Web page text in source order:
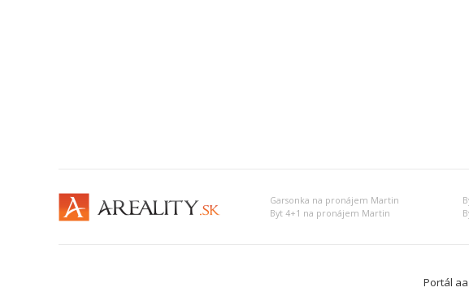
Garsonka na pronájem Martin
Byt 4+1 na pronájem Martin
Portál